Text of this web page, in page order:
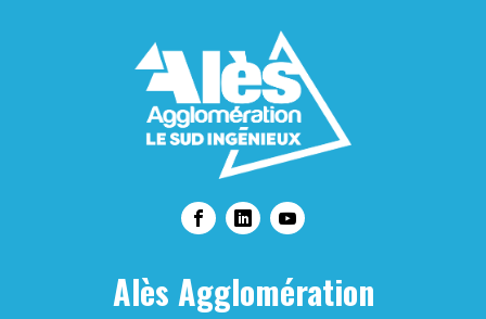
Alès Agglomération